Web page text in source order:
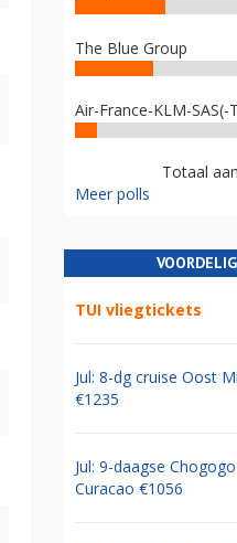
The Blue Group
Air-France-KLM-SAS(-
Totaal
Meer polls
TUI vliegtickets
Jul: 8-dg cruise Oost
€1235
Jul: 9-daagse
Curacao €1056